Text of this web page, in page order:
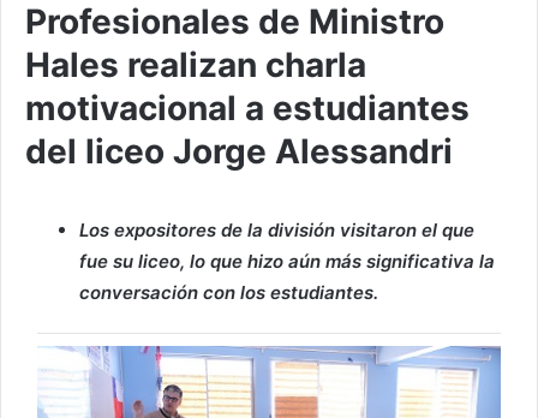
Profesionales de Ministro
Hales realizan charla
motivacional a estudiantes
del liceo Jorge Alessandri
Los expositores de la división visitaron el que
fue su liceo, lo que hizo aún más significativa la
conversación con los estudiantes.